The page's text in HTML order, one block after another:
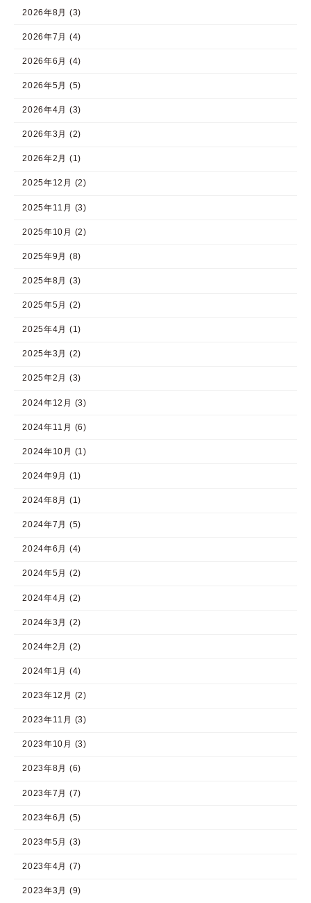
2026年8月 (3)
2026年7月 (4)
2026年6月 (4)
2026年5月 (5)
2026年4月 (3)
2026年3月 (2)
2026年2月 (1)
2025年12月 (2)
2025年11月 (3)
2025年10月 (2)
2025年9月 (8)
2025年8月 (3)
2025年5月 (2)
2025年4月 (1)
2025年3月 (2)
2025年2月 (3)
2024年12月 (3)
2024年11月 (6)
2024年10月 (1)
2024年9月 (1)
2024年8月 (1)
2024年7月 (5)
2024年6月 (4)
2024年5月 (2)
2024年4月 (2)
2024年3月 (2)
2024年2月 (2)
2024年1月 (4)
2023年12月 (2)
2023年11月 (3)
2023年10月 (3)
2023年8月 (6)
2023年7月 (7)
2023年6月 (5)
2023年5月 (3)
2023年4月 (7)
2023年3月 (9)